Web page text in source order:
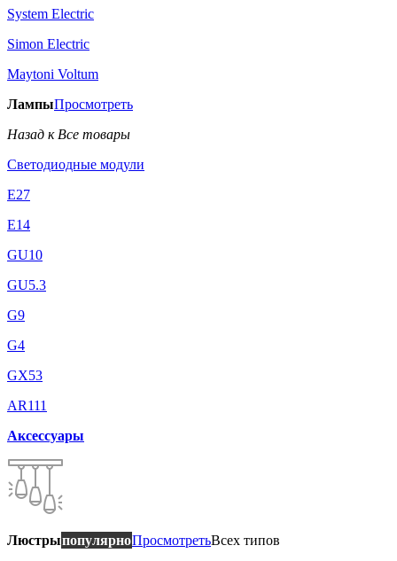
System Electric
Simon Electric
Maytoni Voltum
ЛампыПросмотреть
Назад к Все товары
Светодиодные модули
E27
E14
GU10
GU5.3
G9
G4
GX53
AR111
Аксессуары
ЛюстрыпопулярноПросмотретьВсех типов